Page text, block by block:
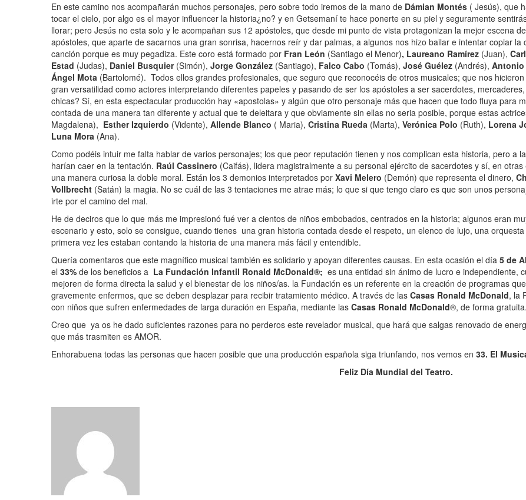
En este camino nos acompañarán muchos personajes, pero sobre todo iremos de la mano de Dámian Montés ( Jesús), que
tocar el cielo, por algo es el mayor influencer la historia¿no? y en Getsemaní te hace ponerte en su piel y seguramente
llorar; pero Jesús no esta solo y le acompañan sus 12 apóstoles, que desde mi punto de vista protagonizan la mejor escena
apóstoles, que aparte de sacarnos una gran sonrisa, hacernos reír y dar palmas, a algunos nos hizo bailar e intentar copiar
canción porque es muy pegadiza. Este coro está formado por Fran León (Santiago el Menor), Laureano Ramírez (Juan),
Estad (Judas), Daniel Busquier(Simón), Jorge González (Santiago), Falco Cabo (Tomás), José Guélez (Andrés), Antonio
Ángel Mota (Bartolomé). Todos ellos grandes profesionales, que seguro que reconocéis de otros musicales; que nos
gran versatilidad como actores interpretando diferentes papeles y pasando de ser los apóstoles a ser sacerdotes,
chicas? Sí, en esta espectacular producción hay «apostolas» y algún que otro personaje más que hacen que todo fluya para
contada de una manera tan diferente y actual que te deleitara y que obviamente sin ellas no seria posible, porque estas
Magdalena), Esther Izquierdo (Vidente), Allende Blanco ( Maria), Cristina Rueda (Marta), Verónica Polo (Ruth), Lorena
Luna Mora (Ana).
Como podéis intuir me falta hablar de varios personajes; los que peor reputación tienen y nos complican esta historia, pero a
harían caer en la tentación. Raúl Cassinero (Caifás), lidera magistralmente a su personal ejército de sacerdotes y sí, en
una manera curiosa la doble moral. Están los 3 demonios interpretados por Xavi Melero (Demón) que representa el dinero,
Vollbrecht (Satán) la magia. No se cuál de las 3 tentaciones me atrae más; lo que si que tengo claro es que son unos
irte por el camino del mal.
He de deciros que lo que más me impresionó fué ver a cientos de niños embobados, centrados en la historia; algunos eran
escenario y esto, solo se consigue, cuando tienes una gran historia contada desde el respeto, un elenco de lujo, una
primera vez les estaban contando la historia de una manera más fácil y entendible.
Quería comentaros que este magnífico musical también es solidario y apoyan diferentes causas. En esta ocasión el día 5 de
el 33% de los beneficios a La Fundación Infantil Ronald McDonald®; es una entidad sin ánimo de lucro e independiente,
mejoren de forma directa la salud y el bienestar de los niños/as. la Fundación es un referente en la creación de programas
gravemente enfermos, que se deben desplazar para recibir tratamiento médico. A través de las Casas Ronald McDonald, la
con niños que sufren enfermedades de larga duración en España, mediante las Casas Ronald McDonald®, de forma gratuita.
Creo que ya os he dado suficientes razones para no perderos este revelador musical, que hará que salgas renovado de
que más trasmiten es AMOR.
Enhorabuena todas las personas que hacen posible que una producción española siga triunfando, nos vemos en 33. El
Feliz Día Mundial del Teatro.